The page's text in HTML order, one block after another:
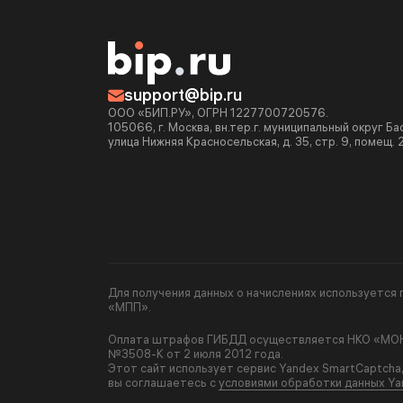
support@bip.ru
ООО «БИП.РУ», ОГРН 1227700720576.
105066, г. Москва, вн.тер.г. муниципальный округ
улица Нижняя Красносельская, д. 35, стр. 9, помещ.
Для получения данных о начислениях
«МПП».
Оплата штрафов ГИБДД осуществляется НКО
№3508-К от 2 июля 2012 года.
Этот сайт использует сервис Yandex
вы соглашаетесь сусловиями обработки данных